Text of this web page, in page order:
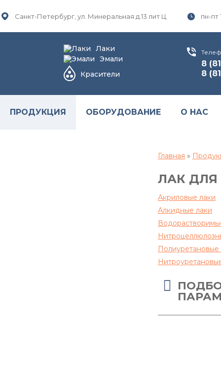
Санкт-Петербург, ул. Минеральная д.13 лит Ц пн-пт
Лаки
Эмали
Красители
8
8
ПРОДУКЦИЯ ОБОРУДОВАНИЕ О НАС
Главная »
ЛАК ДЛЯ
Акриловые лаки
Алкидные лаки
Полиуретановые